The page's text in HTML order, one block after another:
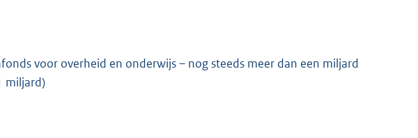
voor overheid en onderwijs – nog steeds meer dan een miljard
miljard)